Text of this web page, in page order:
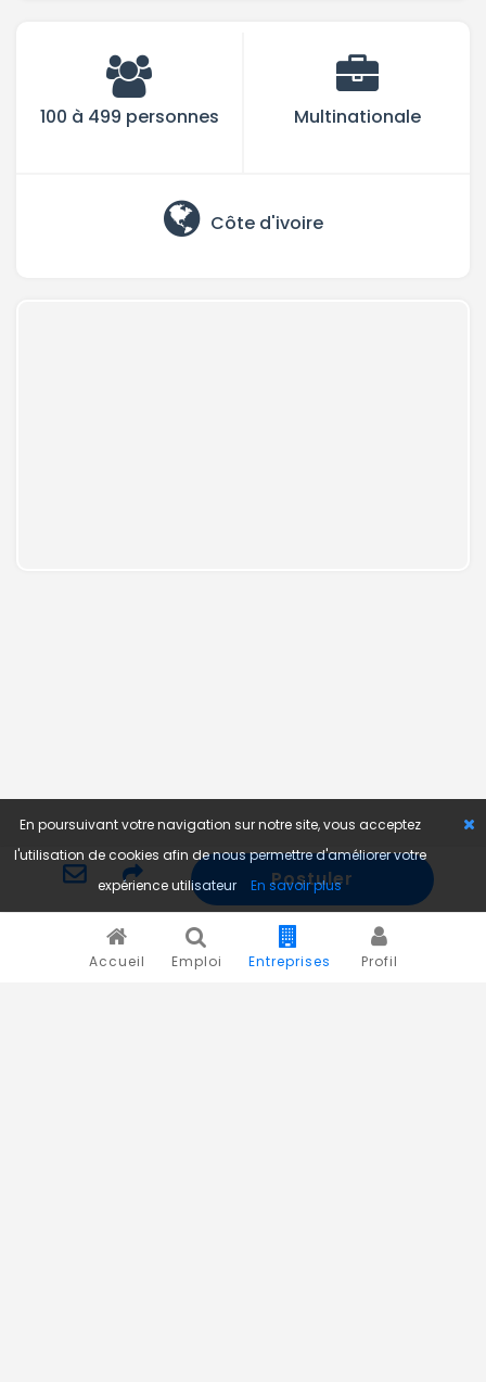
Accueil Emploi Entreprises Profil
Postuler
100 à 499 personnes Multinationale
Côte d'ivoire
En poursuivant votre navigation sur notre site, vous acceptez
l'utilisation de cookies afin de nous permettre d'améliorer votre
expérience utilisateur
En savoir plus